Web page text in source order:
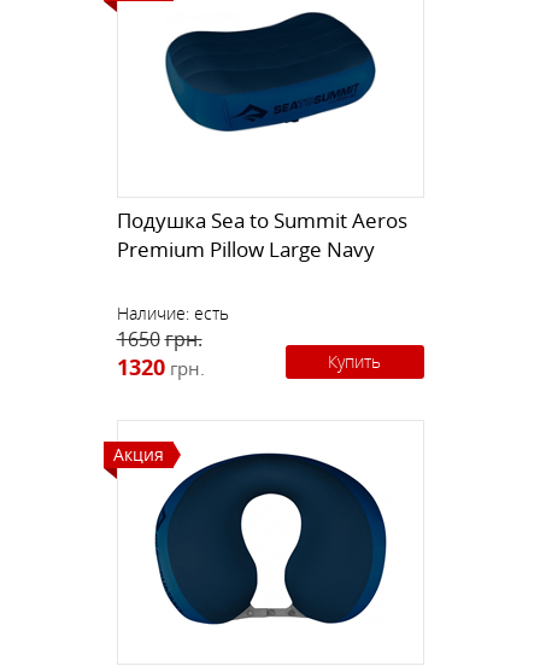
Подушка Sea to Summit Aeros
Premium Pillow Large Navy
Наличие: есть
1650грн.
1320 грн. Купить
Акция